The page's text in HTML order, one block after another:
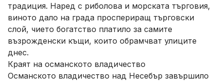
традиция. Наред с риболова и морската търговия,
виното дало на града проспериращ търговски
слой, чието богатство платило за самите
възрожденски къщи, които обрамчват улиците
днес.
Краят на османското владичество
Османското владичество над Несебър завършило